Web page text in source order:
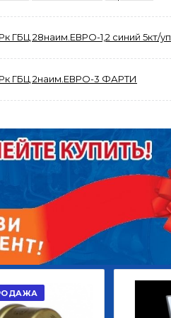
ДИСК СЦЕПЛЕНИЯ
ВЕДОМЫЙ КЛАССИК
2 422,40
В КОРЗИНУ
Рк ГБЦ 28наим.ЕВРО-1,2 синий 5кт/уп
Рк ГБЦ 2наим.ЕВРО-3 ФАРТИ